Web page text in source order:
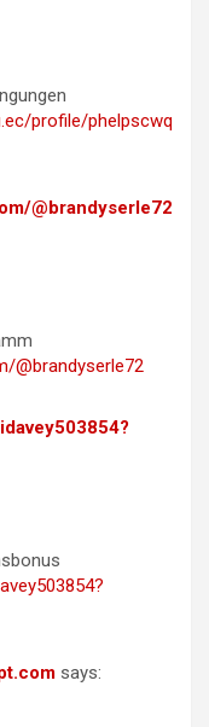
profile/phelpscwq
@brandyserle72
@brandyserle72
says: